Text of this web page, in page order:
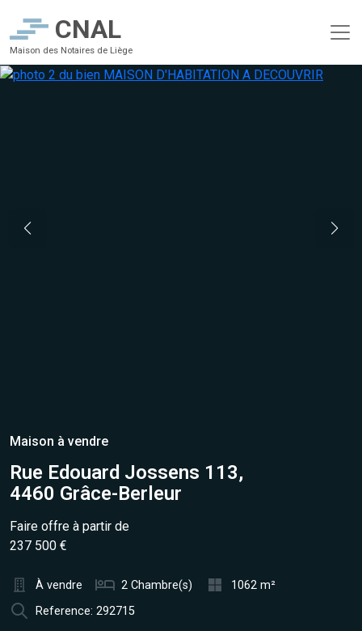
CNAL
Maison des Notaires de Liège
Maison à vendre
Rue Edouard Jossens 113,
4460 Grâce-Berleur
Faire offre à partir de
237 500 €
À vendre 2 Chambre(s)
1062 m²
Reference: 292715